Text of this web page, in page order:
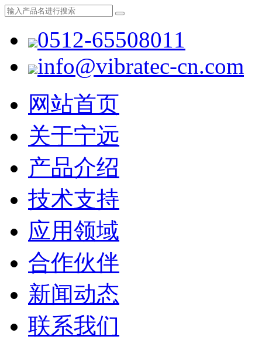
0512-65508011
info@vibratec-cn.com
网站首页
关于宁远
产品介绍
技术支持
应用领域
合作伙伴
新闻动态
联系我们